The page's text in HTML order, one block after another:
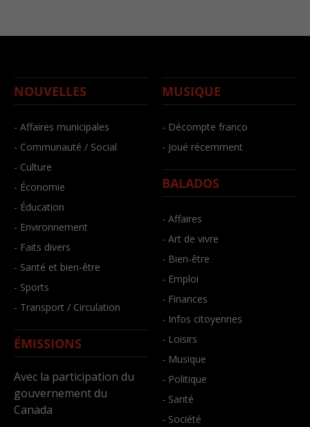
NOUVELLES
- Affaires municipales
- Communauté / Social
- Culture
- Économie
- Éducation
- Environnement
- Faits divers
- Santé et bien-être
- Sports
- Transport / Circulation
ÉMISSIONS
Avec la participation du
gouvernement du
Canada
MUSIQUE
- Décompte franco
- Joué récemment
BALADOS
- Affaires
- Art de vivre
- Bien-être
- Emploi
- Finances
- Infos citoyennes
- Loisirs
- Musique
- Politique
- Santé
- Société